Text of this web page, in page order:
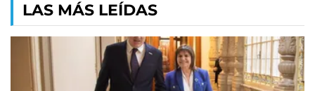
LAS MÁS LEÍDAS